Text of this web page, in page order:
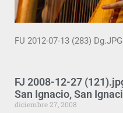
FU 2012-07-13 (283)
FJ 2008-12-27
San Ignacio, San
diciembre 27, 2008